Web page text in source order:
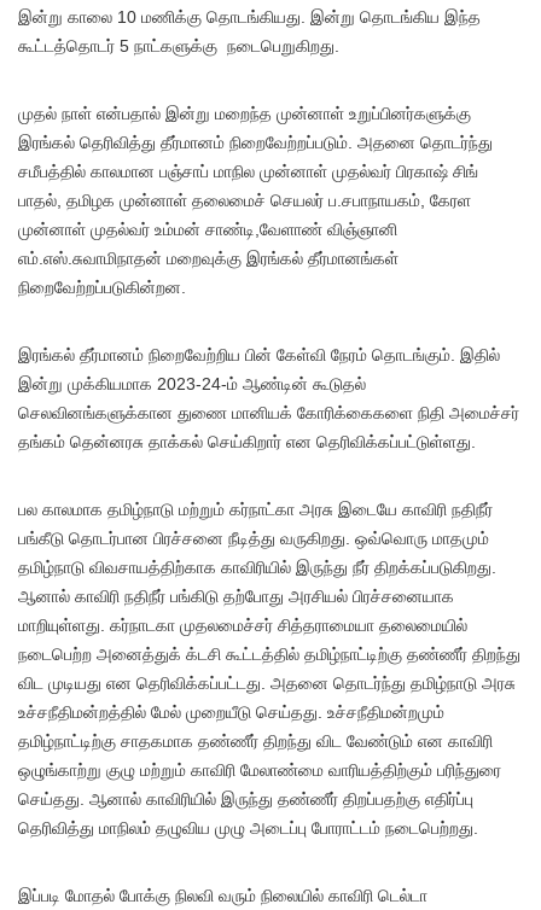
இன்று காலை 10 மணிக்கு தொடங்கியது. இன்று தொடங்கிய இந்த
கூட்டத்தொடர் 5 நாட்களுக்கு நடைபெறுகிறது.
முதல் நாள் என்பதால் இன்று மறைந்த முன்னாள் உறுப்பினர்களுக்கு
இரங்கல் தெரிவித்து தீர்மானம் நிறைவேற்றப்படும். அதனை தொடர்ந்து
சமீபத்தில் காலமான பஞ்சாப் மாநில முன்னாள் முதல்வர் பிரகாஷ் சிங்
பாதல், தமிழக முன்னாள் தலைமைச் செயலர் ப.சபாநாயகம், கேரள
முன்னாள் முதல்வர் உம்மன் சாண்டி,வேளாண் விஞ்ஞானி
எம்.எஸ்.சுவாமிநாதன் மறைவுக்கு இரங்கல் தீர்மானங்கள்
நிறைவேற்றப்படுகின்றன.
இரங்கல் தீர்மானம் நிறைவேற்றிய பின் கேள்வி நேரம் தொடங்கும். இதில்
இன்று முக்கியமாக 2023-24-ம் ஆண்டின் கூடுதல்
செலவினங்களுக்கான துணை மானியக் கோரிக்கைகளை நிதி அமைச்சர்
தங்கம் தென்னரசு தாக்கல் செய்கிறார் என தெரிவிக்கப்பட்டுள்ளது.
பல காலமாக தமிழ்நாடு மற்றும் கர்நாட்கா அரசு இடையே காவிரி நதிநீர்
பங்கீடு தொடர்பான பிரச்சனை நீடித்து வருகிறது. ஒவ்வொரு மாதமும்
தமிழ்நாடு விவசாயத்திற்காக காவிரியில் இருந்து நீர் திறக்கப்படுகிறது.
ஆனால் காவிரி நதிநீர் பங்கிடு தற்போது அரசியல் பிரச்சனையாக
மாறியுள்ளது. கர்நாடகா முதலமைச்சர் சித்தராமையா தலைமையில்
நடைபெற்ற அனைத்துக் க்டசி கூட்டத்தில் தமிழ்நாட்டிற்கு தண்ணீர் திறந்து
விட முடியது என தெரிவிக்கப்பட்டது. அதனை தொடர்ந்து தமிழ்நாடு அரசு
உச்சநீதிமன்றத்தில் மேல் முறையீடு செய்தது. உச்சநீதிமன்றமும்
தமிழ்நாட்டிற்கு சாதகமாக தண்ணீர் திறந்து விட வேண்டும் என காவிரி
ஒழுங்காற்று குழு மற்றும் காவிரி மேலாண்மை வாரியத்திற்கும் பரிந்துரை
செய்தது. ஆனால் காவிரியில் இருந்து தண்ணீர் திறப்பதற்கு எதிர்ப்பு
தெரிவித்து மாநிலம் தழுவிய முழு அடைப்பு போராட்டம் நடைபெற்றது.
இப்படி மோதல் போக்கு நிலவி வரும் நிலையில் காவிரி டெல்டா